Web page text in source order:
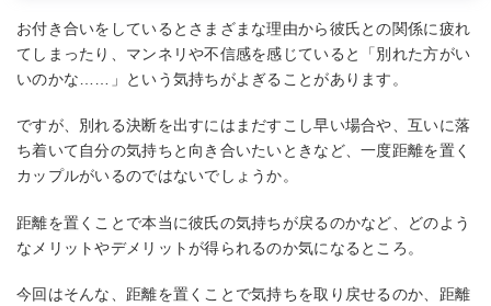
お付き合いをしているとさまざまな理由から彼氏との関係に疲れ
てしまったり、マンネリや不信感を感じていると「別れた方がい
いのかな……」という気持ちがよぎることがあります。
ですが、別れる決断を出すにはまだすこし早い場合や、互いに落
ち着いて自分の気持ちと向き合いたいときなど、一度距離を置く
カップルがいるのではないでしょうか。
距離を置くことで本当に彼氏の気持ちが戻るのかなど、どのよう
なメリットやデメリットが得られるのか気になるところ。
今回はそんな、距離を置くことで気持ちを取り戻せるのか、距離